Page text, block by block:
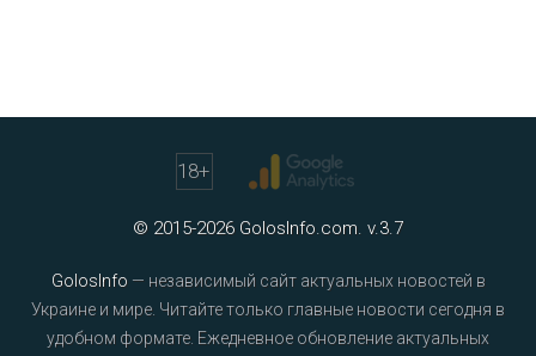
18+
© 2015-2026 GolosInfo.com. v.3.7
GolosInfo — независимый сайт актуальных новостей в
Украине и мире. Читайте только главные новости сегодня в
удобном формате. Ежедневное обновление актуальных